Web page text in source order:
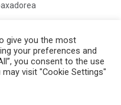
give you the most
your preferences and
you consent to the use
visit "Cookie Settings"